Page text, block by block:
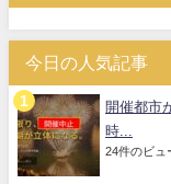
今日の人気記事
開催都市
時...
24件のビュ